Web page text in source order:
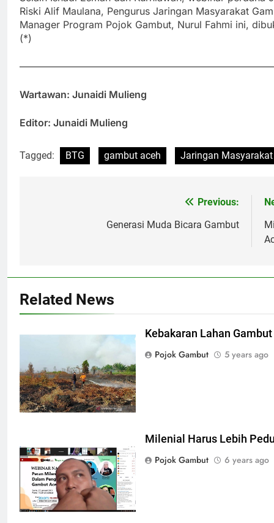
Riski Alif Maulana, Pengurus Jaringan Masyarakat
Manager Program Pojok Gambut, Nurul Fahmi ini,
(*)
Wartawan: Junaidi Mulieng
Editor: Junaidi Mulieng
Tagged: BTG gambut aceh Jaringan
Previous:
Generasi Muda Bicara Gambut
Related News
Kebakaran Lahan
Pojok Gambut
5 years ago
Milenial Harus Lebih
Pojok Gambut
6 years ago